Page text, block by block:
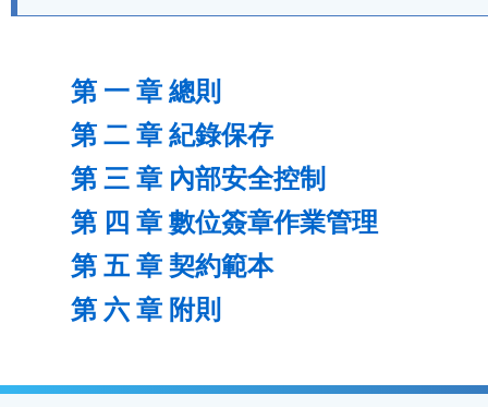
按
第 一 章 總則
第 二 章 紀錄保存
第 三 章 內部安全控制
第 四 章 數位簽章作業管理
第 五 章 契約範本
第 六 章 附則